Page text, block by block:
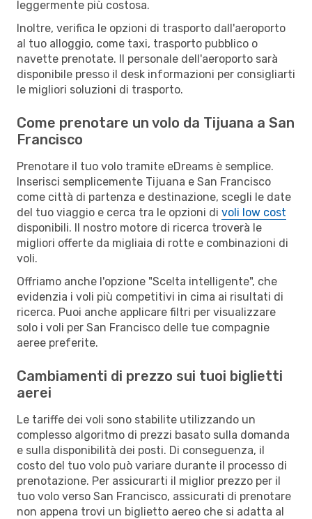
leggermente più costosa.
Inoltre, verifica le opzioni di trasporto dall'aeroporto
al tuo alloggio, come taxi, trasporto pubblico o
navette prenotate. Il personale dell'aeroporto sarà
disponibile presso il desk informazioni per consigliarti
le migliori soluzioni di trasporto.
Come prenotare un volo da Tijuana a San
Francisco
Prenotare il tuo volo tramite eDreams è semplice.
Inserisci semplicemente Tijuana e San Francisco
come città di partenza e destinazione, scegli le date
del tuo viaggio e cerca tra le opzioni di voli low cost
disponibili. Il nostro motore di ricerca troverà le
migliori offerte da migliaia di rotte e combinazioni di
voli.
Offriamo anche l'opzione "Scelta intelligente", che
evidenzia i voli più competitivi in cima ai risultati di
ricerca. Puoi anche applicare filtri per visualizzare
solo i voli per San Francisco delle tue compagnie
aeree preferite.
Cambiamenti di prezzo sui tuoi biglietti
aerei
Le tariffe dei voli sono stabilite utilizzando un
complesso algoritmo di prezzi basato sulla domanda
e sulla disponibilità dei posti. Di conseguenza, il
costo del tuo volo può variare durante il processo di
prenotazione. Per assicurarti il miglior prezzo per il
tuo volo verso San Francisco, assicurati di prenotare
non appena trovi un biglietto aereo che si adatta al